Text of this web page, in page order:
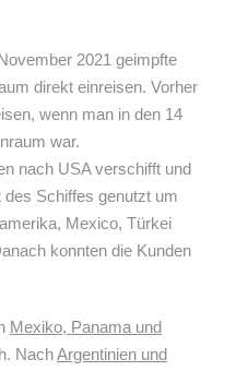
2021 geimpfte
direkt einreisen. Vorher
wenn man in den 14
war.
nach USA verschifft und
Schiffes genutzt um
Mexico, Türkei
konnten die Kunden
Mexiko, Panama und
NachArgentinien und